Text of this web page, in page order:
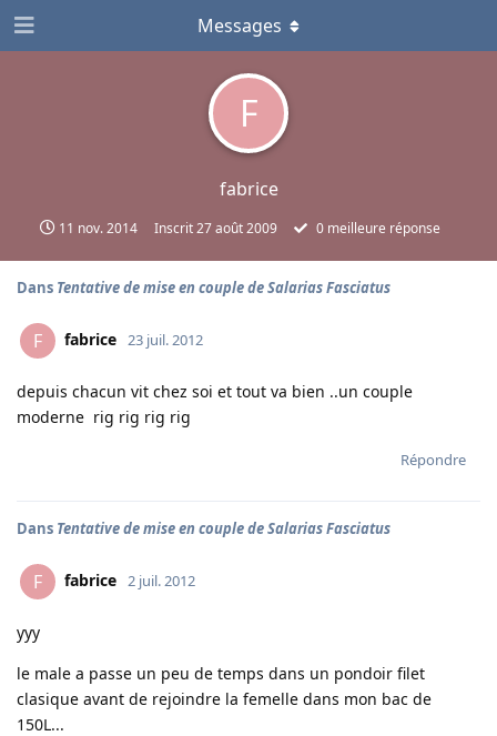
F
fabrice
11 nov. 2014 Inscrit27 août 2009 0 meilleure réponse
Messages
Dans Tentative de mise en couple de Salarias Fasciatus
F fabrice 23 juil. 2012
depuis chacun vit chez soi et tout va bien ..un couple
moderne rig rig rig rig
Répondre
Dans Tentative de mise en couple de Salarias Fasciatus
F fabrice 2 juil. 2012
yyy
le male a passe un peu de temps dans un pondoir filet
clasique avant de rejoindre la femelle dans mon bac de
150L...